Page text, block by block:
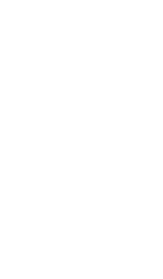
ะดับ
Pro